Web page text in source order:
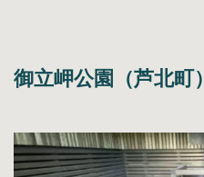
御立岬公園（芦北町）